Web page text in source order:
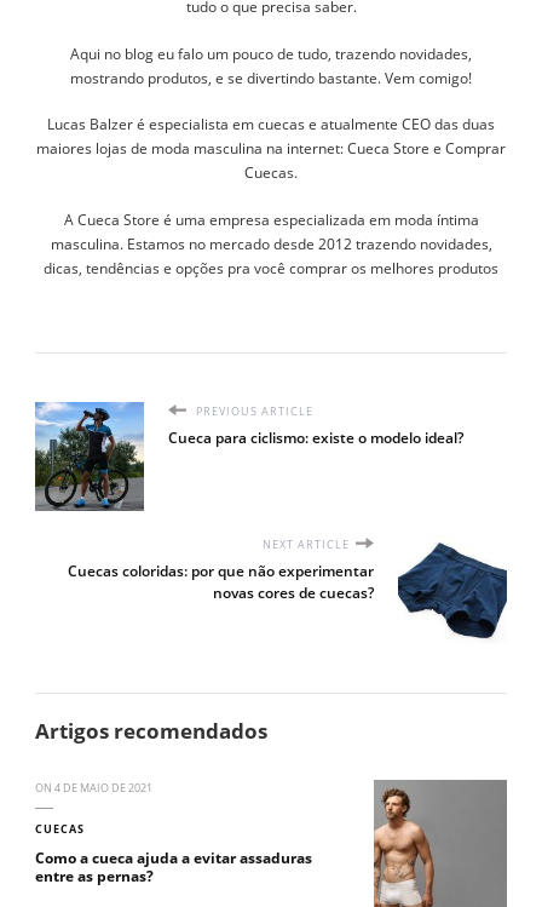
tudo o que precisa saber.
Aqui no blog eu falo um pouco de tudo, trazendo novidades,
mostrando produtos, e se divertindo bastante. Vem comigo!
Lucas Balzer é especialista em cuecas e atualmente CEO das duas
maiores lojas de moda masculina na internet: Cueca Store e Comprar
Cuecas.
A Cueca Store é uma empresa especializada em moda íntima
masculina. Estamos no mercado desde 2012 trazendo novidades,
dicas, tendências e opções pra você comprar os melhores produtos
PREVIOUS ARTICLE
Cueca para ciclismo: existe o modelo ideal?
NEXT ARTICLE
Cuecas coloridas: por que não experimentar
novas cores de cuecas?
Artigos recomendados
ON 4 DE MAIO DE 2021
CUECAS
Como a cueca ajuda a evitar assaduras
entre as pernas?